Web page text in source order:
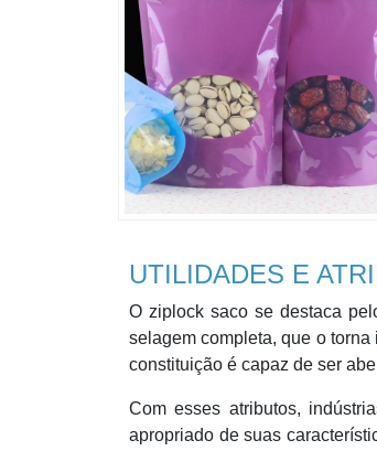
UTILIDADES E
O ziplock saco se destaca
selagem completa, que o
constituição é capaz de ser
Com esses atributos,
apropriado de suas